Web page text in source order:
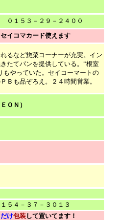
１５３－２９－２４００
イコマカード使えます
るなど惣菜コーナーが充実。イン
たてパンを提供している。”根室
もやっていた。セイコーマートの
Ｂも品ぞろえ。２４時間営業。
ＯＮ）
４－３７－３０１３
け包装して置いてます！